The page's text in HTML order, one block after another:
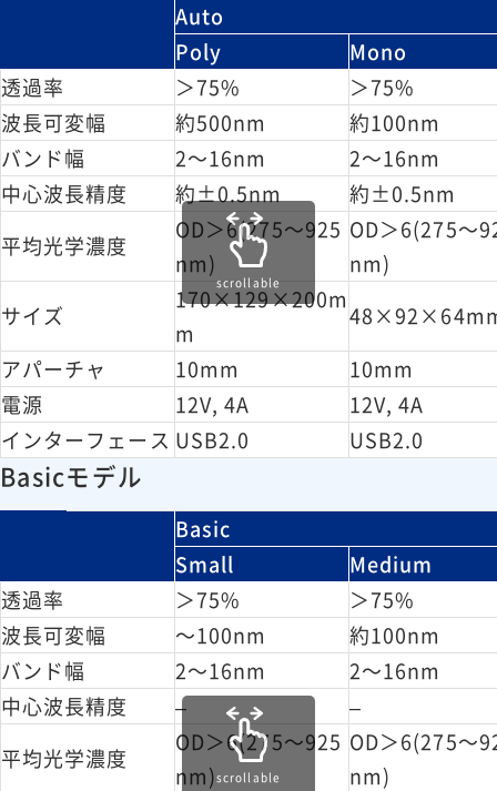
Auto
Poly
Mono
透過率
＞75%
＞75%
波長可変幅
約500nm
約100nm
バンド幅
2～16nm
2～16nm
中心波長精度
約±0.5nm
約±0.5nm
平均光学濃度
OD＞6(275～925
nm)
OD＞6(275～
nm)
サイズ
170×129×200m
m
アパーチャ
10mm
10mm
電源
12V, 4A
12V, 4A
インターフェース USB2.0 USB2.0
scrollable
Basicモデル
Basic
Small
Medium
透過率
＞75%
＞75%
波長可変幅
～100nm
約100nm
バンド幅
2～16nm
2～16nm
中心波長精度
–
–
平均光学濃度
OD＞6(275～925
nm)
OD＞6(275～
nm)
scrollable